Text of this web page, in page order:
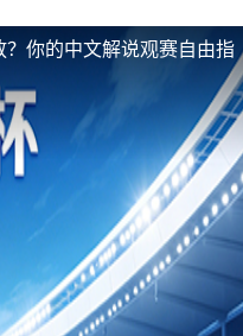
你的中文解说观赛自由指